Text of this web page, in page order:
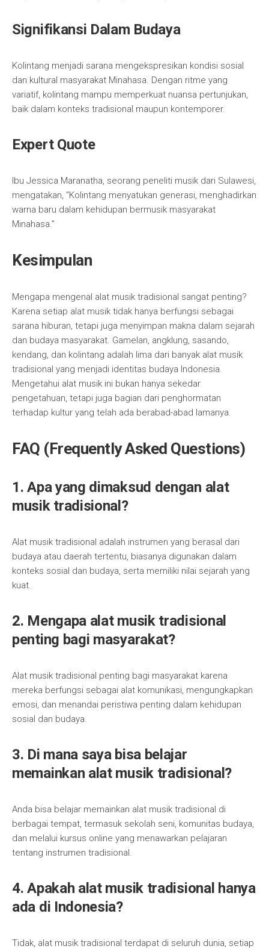
Signifikansi Dalam Budaya
Kolintang menjadi sarana mengekspresikan kondisi sosial
dan kultural masyarakat Minahasa. Dengan ritme yang
variatif, kolintang mampu memperkuat nuansa pertunjukan,
baik dalam konteks tradisional maupun kontemporer.
Expert Quote
Ibu Jessica Maranatha, seorang peneliti musik dari Sulawesi,
mengatakan, “Kolintang menyatukan generasi, menghadirkan
warna baru dalam kehidupan bermusik masyarakat
Minahasa.”
Kesimpulan
Mengapa mengenal alat musik tradisional sangat penting?
Karena setiap alat musik tidak hanya berfungsi sebagai
sarana hiburan, tetapi juga menyimpan makna dalam sejarah
dan budaya masyarakat. Gamelan, angklung, sasando,
kendang, dan kolintang adalah lima dari banyak alat musik
tradisional yang menjadi identitas budaya Indonesia.
Mengetahui alat musik ini bukan hanya sekedar
pengetahuan, tetapi juga bagian dari penghormatan
terhadap kultur yang telah ada berabad-abad lamanya.
FAQ (Frequently Asked Questions)
1. Apa yang dimaksud dengan alat
musik tradisional?
Alat musik tradisional adalah instrumen yang berasal dari
budaya atau daerah tertentu, biasanya digunakan dalam
konteks sosial dan budaya, serta memiliki nilai sejarah yang
kuat.
2. Mengapa alat musik tradisional
penting bagi masyarakat?
Alat musik tradisional penting bagi masyarakat karena
mereka berfungsi sebagai alat komunikasi, mengungkapkan
emosi, dan menandai peristiwa penting dalam kehidupan
sosial dan budaya.
3. Di mana saya bisa belajar
memainkan alat musik tradisional?
Anda bisa belajar memainkan alat musik tradisional di
berbagai tempat, termasuk sekolah seni, komunitas budaya,
dan melalui kursus online yang menawarkan pelajaran
tentang instrumen tradisional.
4. Apakah alat musik tradisional hanya
ada di Indonesia?
Tidak, alat musik tradisional terdapat di seluruh dunia, setiap